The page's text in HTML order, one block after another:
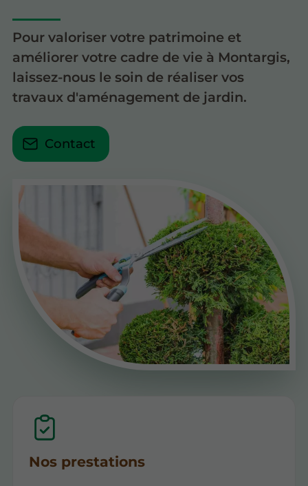
Pour valoriser votre patrimoine et
améliorer votre cadre de vie à Montargis,
laissez-nous le soin de réaliser vos
travaux d'aménagement de jardin.
Contact
Nos prestations